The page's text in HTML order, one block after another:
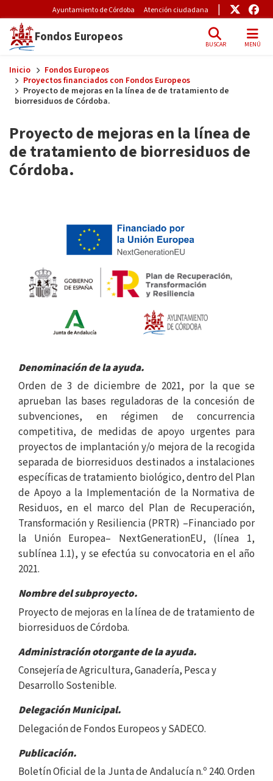
Pre-Header Microsite
Ayuntamiento de Córdoba Atención ciudadana Enlace
Fondos Europeos BUSCAR MENÚ
Inicio
Fondos Europeos
Proyectos financiados con Fondos Europeos
Proyecto de mejoras en la línea de de tratamiento de
biorresiduos de Córdoba.
Proyecto de mejoras en la línea de
de tratamiento de biorresiduos de
Córdoba.
Denominación de la ayuda.
Orden de 3 de diciembre de 2021, por la que se
aprueban las bases reguladoras de la concesión de
subvenciones, en régimen de concurrencia
competitiva, de medidas de apoyo urgentes para
proyectos de implantación y/o mejora de la recogida
separada de biorresiduos destinados a instalaciones
específicas de tratamiento biológico, dentro del Plan
de Apoyo a la Implementación de la Normativa de
Residuos, en el marco del Plan de Recuperación,
Transformación y Resiliencia (PRTR) –Financiado por
la Unión Europea– NextGenerationEU, (línea 1,
sublínea 1.1), y se efectúa su convocatoria en el año
2021.
Nombre del subproyecto.
Proyecto de mejoras en la línea de de tratamiento de
biorresiduos de Córdoba.
Administración otorgante de la ayuda.
Consejería de Agricultura, Ganadería, Pesca y
Desarrollo Sostenible.
Delegación Municipal.
Delegación de Fondos Europeos y SADECO.
Publicación.
Boletín Oficial de la Junta de Andalucía n.º 240. Orden